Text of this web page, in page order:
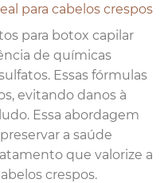
para cabelos crespos
para botox capilar
de químicas
Essas fórmulas
evitando danos à
Essa abordagem
a saúde
que valorize a
crespos.